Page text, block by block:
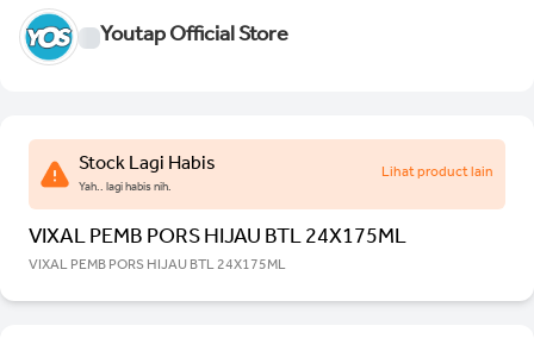
Youtap Official Store
Stock Lagi Habis
Yah.. lagi habis nih.
Lihat product lain
VIXAL PEMB PORS HIJAU BTL 24X175ML
VIXAL PEMB PORS HIJAU BTL 24X175ML